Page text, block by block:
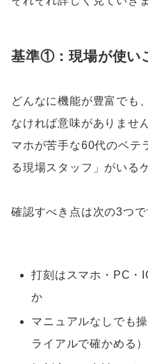
基準①：現場が使い
どんなに機能が豊富でも
なければ意味がありませ
マホが苦手な60代のベテ
る現場スタッフ」がいる
確認すべき点は次の3つで
打刻はスマホ・PC・
か
マニュアルなしでも
ライアルで確かめる）